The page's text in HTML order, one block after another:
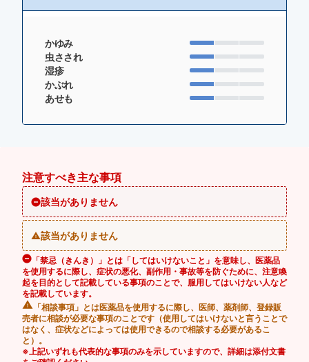
かゆみ
虫さされ
湿疹
かぶれ
あせも
注意すべき主な事項
該当がありません
該当がありません
「禁忌（きんき）」とは「してはいけないこと」を意味し、医薬品
を使用するに際し、症状の悪化、副作用・事故等を防ぐために、注意喚
起を目的として記載している事項のことで、服用してはいけない人など
を記載しています。
「相談事項」とは医薬品を使用するに際し、医師、薬剤師、登録販
売者に相談が必要な事項のことです（使用してはいけないと言うことで
はなく、症状などによっては使用できるので相談する必要があるこ
と）。
※上記いずれも代表的な事項のみを示していますので、詳細は添付文書